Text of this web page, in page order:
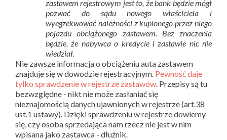
zastawem rejestrowym jest to, że bank będzie mógł
pozwać do sądu nowego właściciela i
wyegzekwować należności z kupionego przez niego
pojazdu obciążonego zastawem. Bez znaczenia
będzie, że nabywca o kredycie i zastawie nic nie
wiedział.
Nie zawsze informacja o obciążeniu auta zastawem
znajduje się w dowodzie rejestracyjnym. Pewność daje
tylko sprawdzenie w rejestrze zastawów. Przepisy są tu
bezwzględne - nikt nie może zasłaniać się
nieznajomością danych ujawnionych w rejestrze (art.38
ust.1 ustawy). Dzięki sprawdzeniu w rejestrze dowiemy
się, czy osoba sprzedająca nam rzecz nie jest w nim
wpisana jako zastawca - dłużnik.